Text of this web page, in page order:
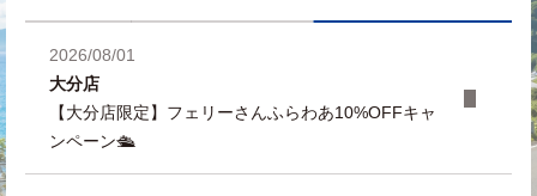
2026/08/01
大分店
【大分店限定】フェリーさんふらわあ10%OFFキャ
ンペーン🛳️